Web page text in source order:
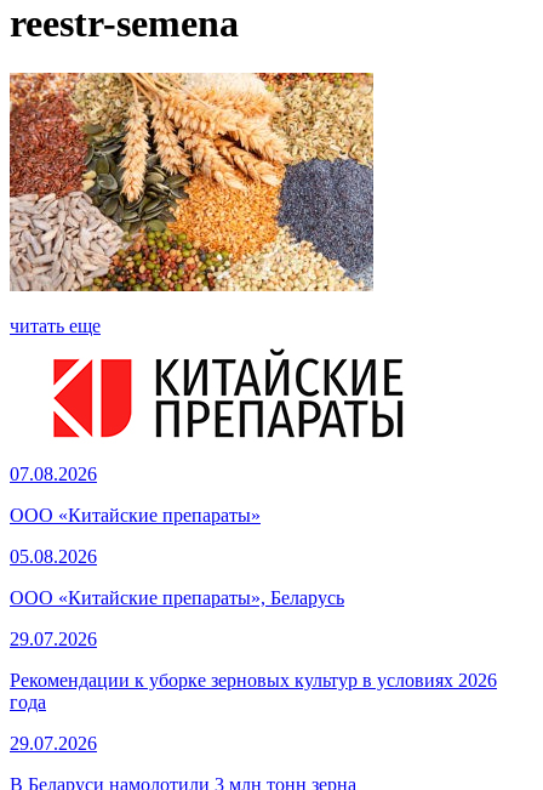
reestr-semena
читать еще
07.08.2026
ООО «Китайские препараты»
05.08.2026
ООО «Китайские препараты», Беларусь
29.07.2026
Рекомендации к уборке зерновых культур в условиях 2026
года
29.07.2026
В Беларуси намолотили 3 млн тонн зерна